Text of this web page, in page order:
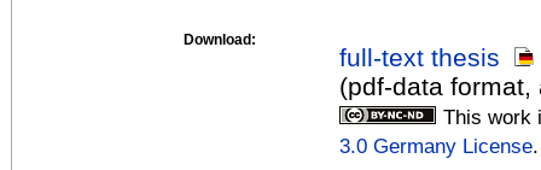
Download:
full-text thesis
(pdf-data format,
This work
3.0 Germany License.